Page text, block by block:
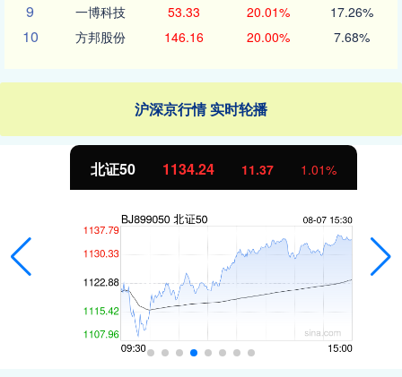
9 一博科技 53.33 20.01% 17.26%
10 方邦股份 146.16 20.00% 7.68%
沪深京行情 实时轮播
北证50 1134.24 11.37 1.01%